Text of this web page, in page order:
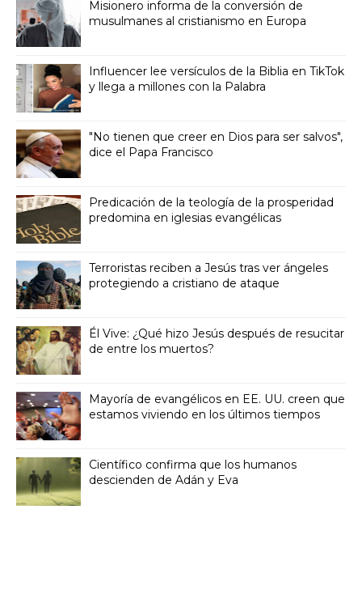
Misionero informa de la conversión de
musulmanes al cristianismo en Europa
Influencer lee versículos de la Biblia en TikTok
y llega a millones con la Palabra
"No tienen que creer en Dios para ser salvos",
dice el Papa Francisco
Predicación de la teología de la prosperidad
predomina en iglesias evangélicas
Terroristas reciben a Jesús tras ver ángeles
protegiendo a cristiano de ataque
Él Vive: ¿Qué hizo Jesús después de resucitar
de entre los muertos?
Mayoría de evangélicos en EE. UU. creen que
estamos viviendo en los últimos tiempos
Científico confirma que los humanos
descienden de Adán y Eva